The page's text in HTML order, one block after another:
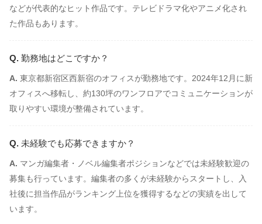
などが代表的なヒット作品です。テレビドラマ化やアニメ化され
た作品もあります。
勤務地はどこですか？
東京都新宿区西新宿のオフィスが勤務地です。2024年12月に新
オフィスへ移転し、約130坪のワンフロアでコミュニケーションが
取りやすい環境が整備されています。
未経験でも応募できますか？
マンガ編集者・ノベル編集者ポジションなどでは未経験歓迎の
募集も行っています。編集者の多くが未経験からスタートし、入
社後に担当作品がランキング上位を獲得するなどの実績を出して
います。